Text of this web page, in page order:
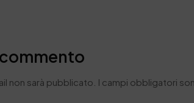
non sarà pubblicato. I campi obbligatori